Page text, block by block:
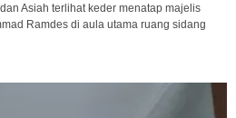
Asiah terlihat keder menatap majelis
Ramdes di aula utama ruang sidang